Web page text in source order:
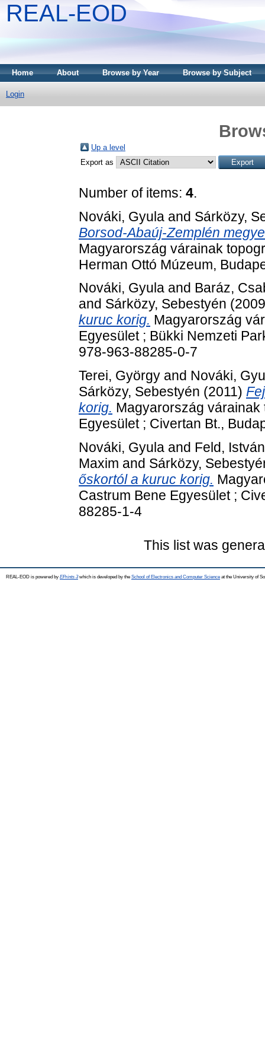
REAL-EOD
Home About Browse by Year Browse by Subject
Login
Up a level
Export as
Number of items: 4.
Nováki, Gyula and Sárközy,
Borsod-Abaúj-Zemplén
Magyarország várainak
Herman Ottó Múzeum,
Nováki, Gyula and Baráz,
and Sárközy, Sebestyén
kuruc korig. Magyarország
Egyesület ; Bükki Nemzeti
978-963-88285-0-7
Terei, György and Nováki,
Sárközy, Sebestyén (2011)
korig. Magyarország várainak
Egyesület ; Civertan Bt.,
Nováki, Gyula and Feld, István
Maxim and Sárközy,
őskortól a kuruc korig.
Castrum Bene Egyesület ;
88285-1-4
This list was
REAL-EOD is powered by EPrints 3which is developed by the School of Electronics and Computer Science at the University of